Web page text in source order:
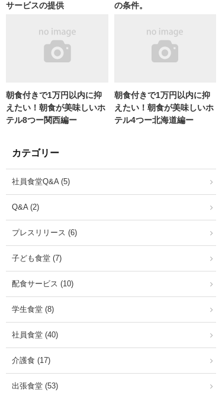
サービスの提供
の条件。
朝食付きで1万円以内に抑
えたい！朝食が美味しいホ
テル8つー関西編ー
朝食付きで1万円以内に抑
えたい！朝食が美味しいホ
テル4つー北海道編ー
カテゴリー
社員食堂Q&A (5)
Q&A (2)
プレスリリース (6)
子ども食堂 (7)
配食サービス (10)
学生食堂 (8)
社員食堂 (40)
介護食 (17)
出張食堂 (53)